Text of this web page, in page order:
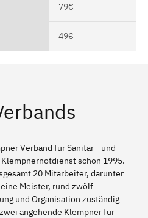
79€
49€
Verband für Sanitär - und
schon 1995.
20 Mitarbeiter, darunter
Meister, rund zwölf
und Organisation zuständig
angehende Klempner für